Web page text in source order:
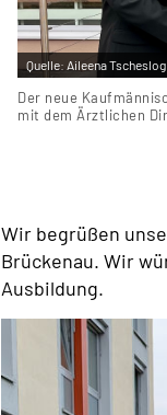
Quelle: Aileena Tscheslog
Der neue
mit dem Ärztlichen
Wir begrüßen
Brückenau. Wir
Ausbildung.